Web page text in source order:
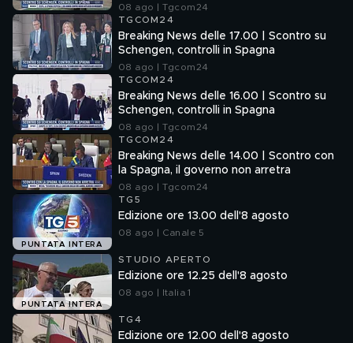
08 ago | Tgcom24
TGCOM24
Breaking News delle 17.00 | Scontro su
Schengen, controlli in Spagna
08 ago | Tgcom24
TGCOM24
Breaking News delle 16.00 | Scontro su
Schengen, controlli in Spagna
08 ago | Tgcom24
TGCOM24
Breaking News delle 14.00 | Scontro con
la Spagna, il governo non arretra
08 ago | Tgcom24
PUNTATA INTERA
TG5
Edizione ore 13.00 dell'8 agosto
08 ago | Canale 5
PUNTATA INTERA
STUDIO APERTO
Edizione ore 12.25 dell'8 agosto
08 ago | Italia 1
TG4
Edizione ore 12.00 dell'8 agosto